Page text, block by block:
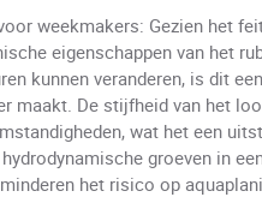
weekmakers: Gezien het
eigenschappen van het
kunnen veranderen, is dit
maakt. De stijfheid van het
wat het een
groeven in
het risico op